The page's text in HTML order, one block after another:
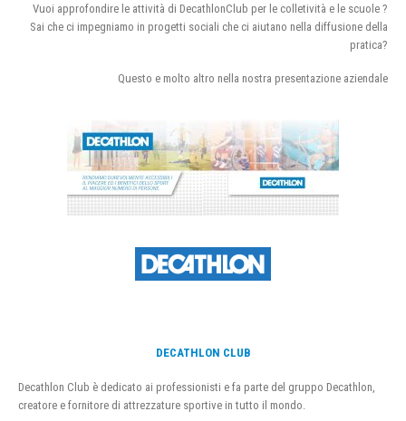
Vuoi approfondire le attività di DecathlonClub per le colletività e le scuole ?
Sai che ci impegniamo in progetti sociali che ci aiutano nella diffusione della
pratica?
Questo e molto altro nella nostra presentazione aziendale
DECATHLON CLUB
Decathlon Club è dedicato ai professionisti e fa parte del gruppo Decathlon,
creatore e fornitore di attrezzature sportive in tutto il mondo.